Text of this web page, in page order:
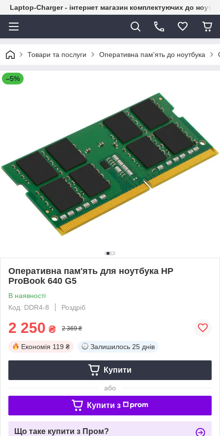
Laptop-Charger - інтернет магазин комплектуючих до
Товари та послуги Оперативна пам'ять до ноутбука
–5%
Оперативна пам'ять для ноутбука HP
ProBook 640 G5
В наявності
Код: DDR4-8
Роздріб
2 250 ₴ 2 369 ₴
Економія 119 ₴ Залишилось 25 днів
Купити
або
Купити з
Що таке купити з Пром?